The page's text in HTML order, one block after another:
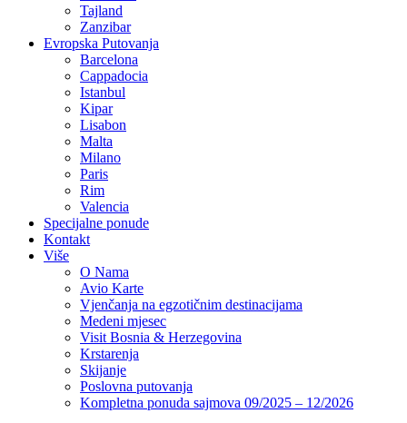
Tajland
Zanzibar
Evropska Putovanja
Barcelona
Cappadocia
Istanbul
Kipar
Lisabon
Malta
Milano
Paris
Rim
Valencia
Specijalne ponude
Kontakt
Više
O Nama
Avio Karte
Vjenčanja na egzotičnim destinacijama
Medeni mjesec
Visit Bosnia & Herzegovina
Krstarenja
Skijanje
Poslovna putovanja
Kompletna ponuda sajmova 09/2025 – 12/2026